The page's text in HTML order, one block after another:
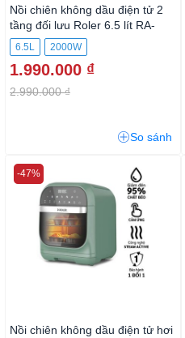
Nồi chiên không dầu điện tử 2
tầng đối lưu Roler 6.5 lít RA-
3127A
6.5L 2000W
1.990.000 ₫
2.990.000 ₫
So sánh
Nồi chiên không dầu điện tử hơi
-47%